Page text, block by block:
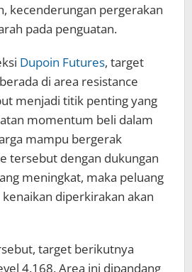
kecenderungan pergerakan
pada penguatan.
Dupoin Futures, target
di area resistance
menjadi titik penting yang
momentum beli dalam
mampu bergerak
tersebut dengan dukungan
meningkat, maka peluang
diperkirakan akan
target berikutnya
4.168. Area ini dipandang